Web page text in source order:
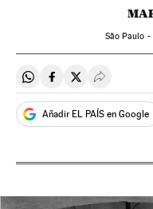
São Paulo -
Compartir en Whatsapp
Compartir en
Compartir en
Añadir EL PAÍS en Google